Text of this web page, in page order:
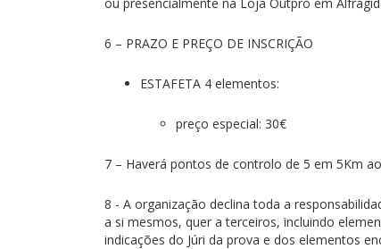
6 – PRAZO E PREÇO DE INSCRIÇÃO
ESTAFETA 4 elementos:
preço especial: 30€
7 – Haverá pontos de controlo de 5 em 5Km
8 - A organização declina toda a
a si mesmos, quer a terceiros, incluindo
indicações do Júri da prova e dos elementos